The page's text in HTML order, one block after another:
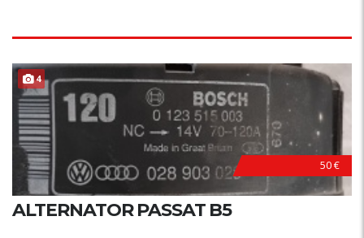
4
50 €
ALTERNATOR PASSAT B5